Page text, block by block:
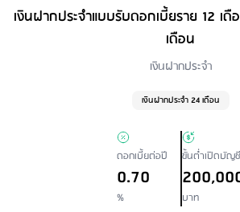
เงินฝากประจำแบบรับดอกเบี้ยราย 12 เดื
เดือน
เงินฝากประจำ
เงินฝากประจำ 24 เดือน
ดอกเบี้ยต่อปี
0.70
%
ขั้นต่ำเปิดบัญชี
บาท